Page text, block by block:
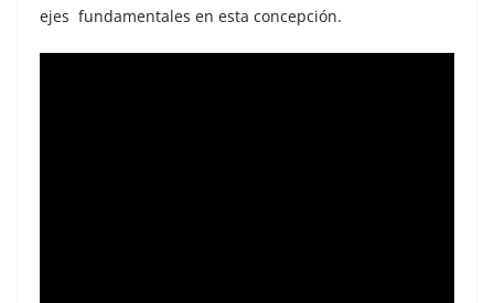
ejes fundamentales en esta concepción.